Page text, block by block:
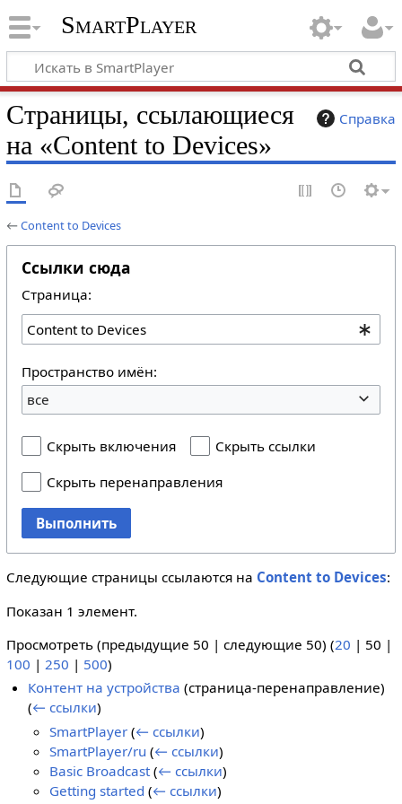
SmartPlayer
Справка
Страницы, ссылающиеся
на «Content to Devices»
←Content to Devices
Ссылки сюда
Страница:
Пространство имён:
все
Скрыть включения
Скрыть ссылки
Скрыть перенаправления
Выполнить
Следующие страницы ссылаются на Content to Devices:
Показан 1 элемент.
Просмотреть (предыдущие 50 | следующие 50) (20 | 50 |
100 | 250 | 500)
Контент на устройства (страница-перенаправление)
(← ссылки)
SmartPlayer (← ссылки)
SmartPlayer/ru (← ссылки)
Basic Broadcast (← ссылки)
Getting started (← ссылки)